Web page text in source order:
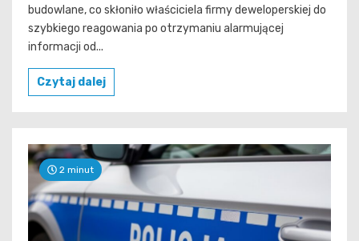
budowlane, co skłoniło właściciela firmy deweloperskiej do
szybkiego reagowania po otrzymaniu alarmującej
informacji od...
Czytaj dalej
2 minut